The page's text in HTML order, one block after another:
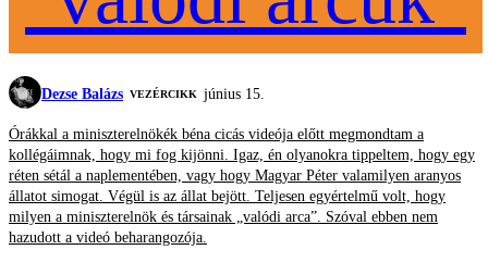
Dezse Balázs VEZÉRCIKK június 15.
Órákkal a miniszterelnökék béna cicás videója előtt megmondtam a
kollégáimnak, hogy mi fog kijönni. Igaz, én olyanokra tippeltem, hogy egy
réten sétál a naplementében, vagy hogy Magyar Péter valamilyen aranyos
állatot simogat. Végül is az állat bejött. Teljesen egyértelmű volt, hogy
milyen a miniszterelnök és társainak „valódi arca”. Szóval ebben nem
hazudott a videó beharangozója.